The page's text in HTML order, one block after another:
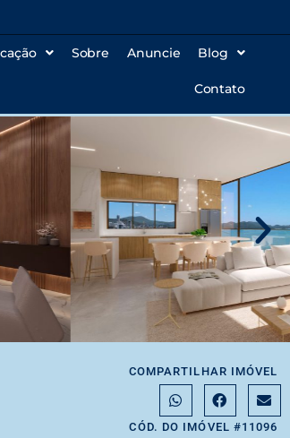
Sobre Anuncie Blog
Contato
COMPARTILHAR IMÓVEL
CÓD. DO IMÓVEL #11096